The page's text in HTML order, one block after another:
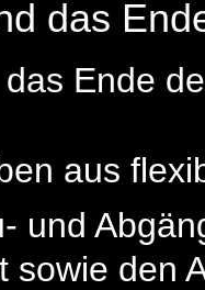
das
Ende
aus
und
sowie den